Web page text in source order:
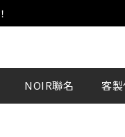
NOIR聯名 客